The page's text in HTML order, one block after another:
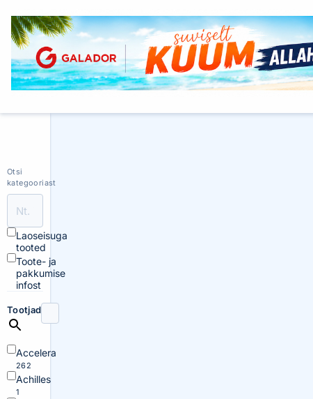
Otsi
kategooriast
Laoseisuga
tooted
Toote- ja
pakkumise
infost
Tootjad
Accelera
262
Achilles
1